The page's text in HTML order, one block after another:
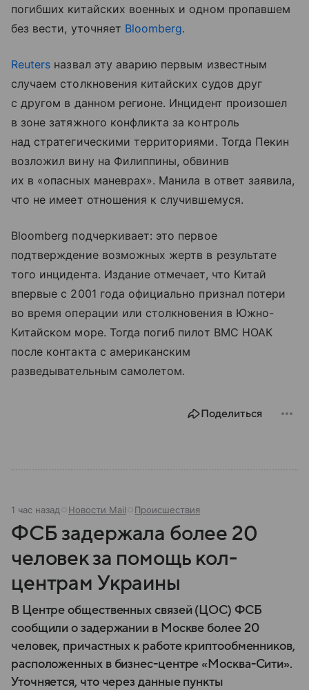
погибших китайских военных и одном пропавшем
без вести, уточняет Bloomberg.
Reuters назвал эту аварию первым известным
случаем столкновения китайских судов друг
с другом в данном регионе. Инцидент произошел
в зоне затяжного конфликта за контроль
над стратегическими территориями. Тогда Пекин
возложил вину на Филиппины, обвинив
их в «опасных маневрах». Манила в ответ заявила,
что не имеет отношения к случившемуся.
Bloomberg подчеркивает: это первое
подтверждение возможных жертв в результате
того инцидента. Издание отмечает, что Китай
впервые с 2001 года официально признал потери
во время операции или столкновения в Южно-
Китайском море. Тогда погиб пилот ВМС НОАК
после контакта с американским
разведывательным самолетом.
Поделиться
1 час назад Новости Mail Происшествия
ФСБ задержала более 20
человек за помощь кол-
центрам Украины
В Центре общественных связей (ЦОС) ФСБ
сообщили о задержании в Москве более 20
человек, причастных к работе криптообменников,
расположенных в бизнес-центре «Москва-Сити».
Уточняется, что через данные пункты